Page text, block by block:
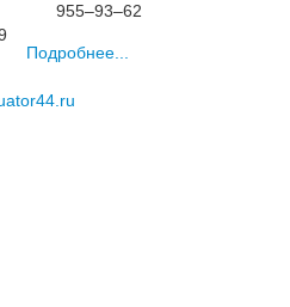
955‒93‒62
Подробнее...